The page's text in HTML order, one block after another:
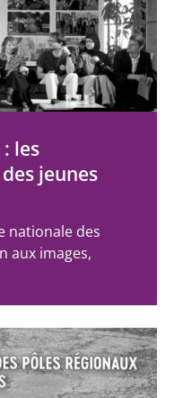
les
jeunes
nationale des
aux images,